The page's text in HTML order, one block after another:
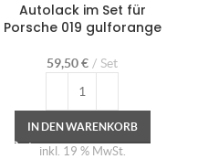
Autolack im Set für
Porsche 019 gulforange
59,50€ Set
IN DEN WARENKORB
inkl. 19 % MwSt.